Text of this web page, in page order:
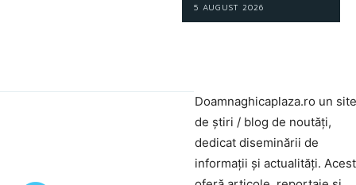
5 AUGUST 2026
Doamnaghicaplaza.ro un site
de știri / blog de noutăți,
dedicat diseminării de
informații și actualități.